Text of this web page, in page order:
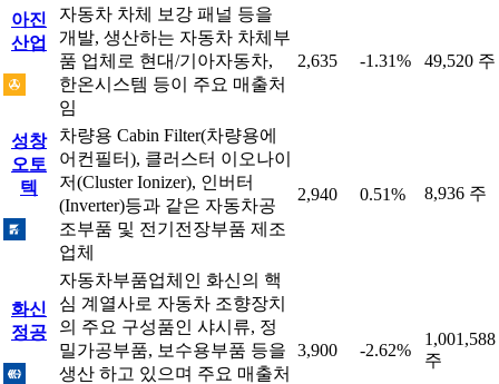
아진
산업
자동차 차체 보강 패널 등을
개발, 생산하는 자동차 차체부
품 업체로 현대/기아자동차,
한온시스템 등이 주요 매출처
임
2,635 -1.31% 49,520 주
성창
오토
텍
차량용 Cabin Filter(차량용에
어컨필터), 클러스터 이오나이
저(Cluster Ionizer), 인버터
(Inverter)등과 같은 자동차공
조부품 및 전기전장부품 제조
업체
2,940 0.51% 8,936 주
화신
정공
자동차부품업체인 화신의 핵
심 계열사로 자동차 조향장치
의 주요 구성품인 샤시류, 정
밀가공부품, 보수용부품 등을
생산 하고 있으며 주요 매출처
3,900 -2.62%
1,001,588
주